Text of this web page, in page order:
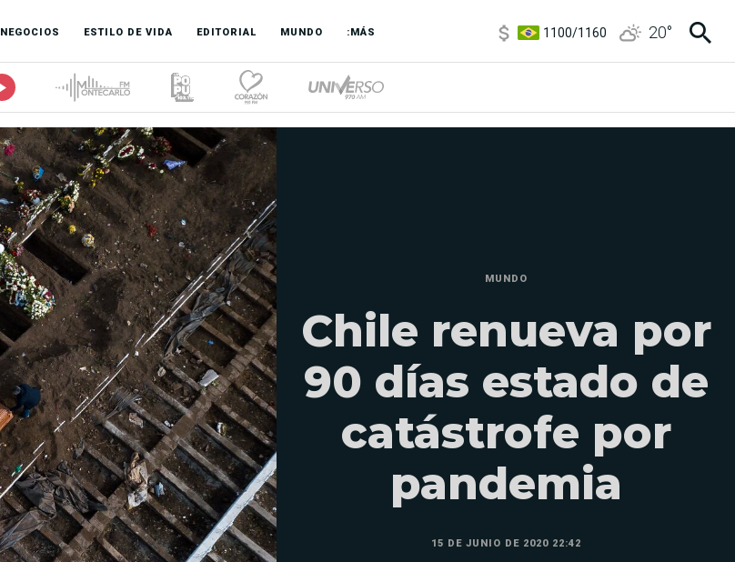
NEGOCIOS ESTILO DE VIDA EDITORIAL MUNDO :MÁS
3,8/4
6850/7200
20°
MUNDO
Chile renueva por
90 días estado de
catástrofe por
pandemia
15 DE JUNIO DE 2020 22:42